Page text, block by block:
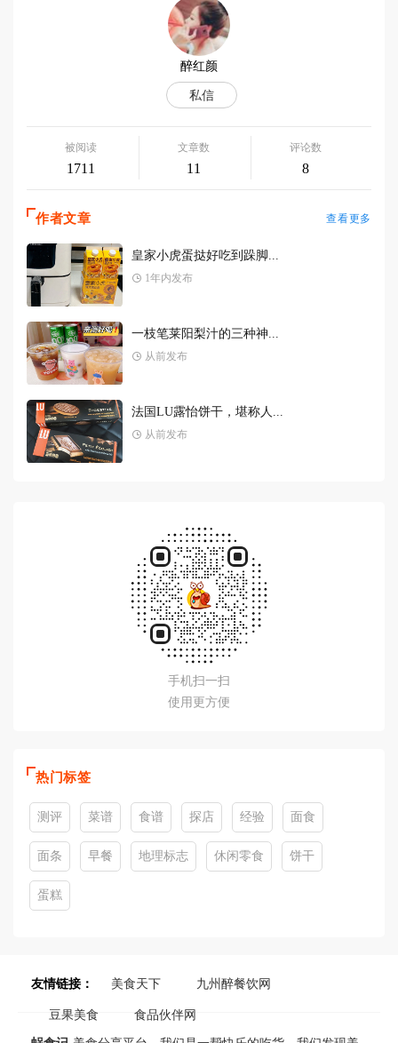
手机扫一扫
使用更方便
热门标签
测评 菜谱 食谱 探店 经验 面食
面条 早餐 地理标志 休闲零食 饼干
蛋糕
友情链接： 美食天下 九州醉餐饮网
豆果美食 食品伙伴网